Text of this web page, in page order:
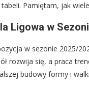
Pamiętam, jak
Ligowa w
w sezonie 2025/
rozwija się, a praca
budowy formy i